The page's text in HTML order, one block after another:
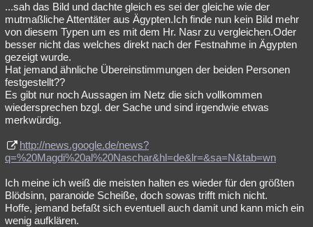
...sah das Bild und dachte gleich es sei der gleiche wie der
mutmaßliche Attentäter aus Ägypten.Ich finde nun kein Bild mehr
von diesem Typen um es mit dem Hr. Nasr zu vergleichen.Oder
besser nicht das welches direkt nach der Festnahme in Ägypten
gezeigt wurde.
Hat jemand ähnliche Übereinstimmungen der beiden Personen
festgestellt??
Es gibt nur noch Aussagen im Netz die sich vollkommen
wiedersprechen bzgl. der Sache und sind irgendwie etwas
merkwürdig.
http://news.google.de/news?
q=%20Magdi%20al%20Naschar&hl=de&lr=&sa=N&tab=wn
Ich meine ich weiß die meisten halten es wieder für den größten
Blödsinn, paranoide Scheiße, doch sowas trifft mich nicht.
Hoffe, jemand befaßt sich eventuell auch damit und kann mich ein
wenig aufklären.